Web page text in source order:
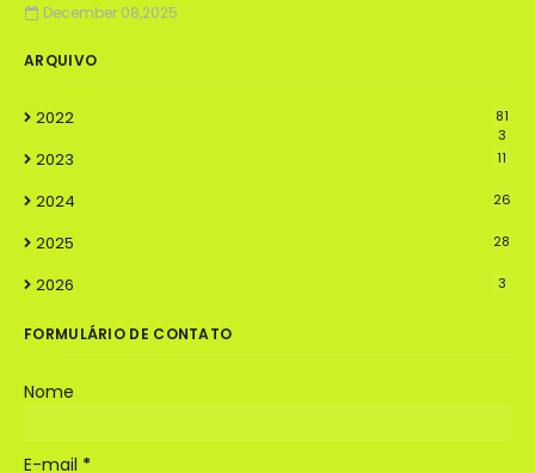
December 08,2025
ARQUIVO
2022
81
3
2023 11
2024 26
2025 28
2026 3
FORMULÁRIO DE CONTATO
Nome
E-mail *